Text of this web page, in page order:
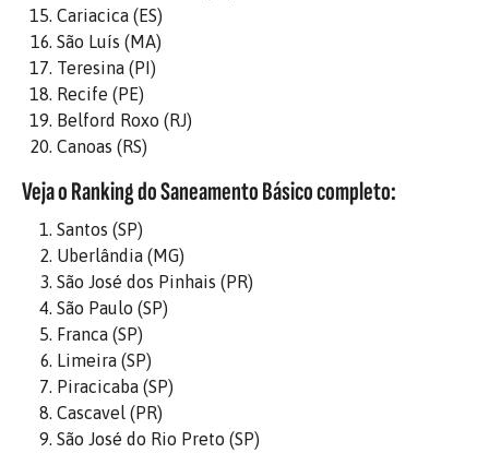
Cariacica (ES)
São Luís (MA)
Teresina (PI)
Recife (PE)
Belford Roxo (RJ)
Canoas (RS)
Veja o Ranking do Saneamento Básico completo:
Santos (SP)
Uberlândia (MG)
São José dos Pinhais (PR)
São Paulo (SP)
Franca (SP)
Limeira (SP)
Piracicaba (SP)
Cascavel (PR)
São José do Rio Preto (SP)